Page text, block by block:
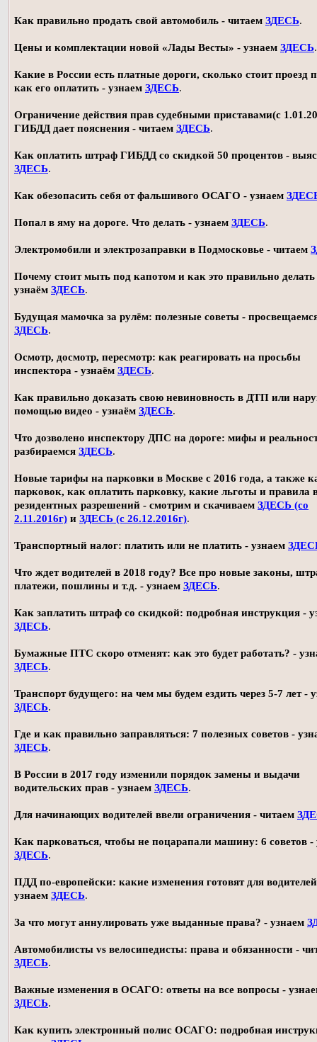
Как правильно продать свой автомобиль - читаем ЗДЕСЬ.
Цены и комплектации новой «Лады Весты» - узнаем ЗДЕСЬ.
Какие в России есть платные дороги, сколько стоит проезд
как его оплатить - узнаем ЗДЕСЬ.
Ограничение действия прав судебными приставами(с
ГИБДД дает пояснения - читаем ЗДЕСЬ.
Как оплатить штраф ГИБДД со скидкой 50 процентов -
ЗДЕСЬ.
Как обезопасить себя от фальшивого ОСАГО - узнаем
Попал в яму на дороге. Что делать - узнаем ЗДЕСЬ.
Электромобили и электрозаправки в Подмосковье - читаем
Почему стоит мыть под капотом и как это правильно делать
узнаём ЗДЕСЬ.
Будущая мамочка за рулём: полезные советы -
ЗДЕСЬ.
Осмотр, досмотр, пересмотр: как реагировать на просьбы
инспектора - узнаём ЗДЕСЬ.
Как правильно доказать свою невиновность в ДТП или
помощью видео - узнаём ЗДЕСЬ.
Что дозволено инспектору ДПС на дороге: мифы и
разбираемся ЗДЕСЬ.
Новые тарифы на парковки в Москве с 2016 года, а также
парковок, как оплатить парковку, какие льготы и правила
резидентных разрешений - смотрим и скачиваем ЗДЕСЬ (со
2.11.2016г) и ЗДЕСЬ (с 26.12.2016г).
Транспортный налог: платить или не платить - узнаем
Что ждет водителей в 2018 году? Все про новые законы,
платежи, пошлины и т.д. - узнаем ЗДЕСЬ.
Как заплатить штраф со скидкой: подробная инструкция -
ЗДЕСЬ.
Бумажные ПТС скоро отменят: как это будет работать? -
ЗДЕСЬ.
Транспорт будущего: на чем мы будем ездить через 5-7 лет -
ЗДЕСЬ.
Где и как правильно заправляться: 7 полезных советов -
ЗДЕСЬ.
В России в 2017 году изменили порядок замены и выдачи
водительских прав - узнаем ЗДЕСЬ.
Для начинающих водителей ввели ограничения - читаем
Как парковаться, чтобы не поцарапали машину: 6 советов -
ЗДЕСЬ.
ПДД по-европейски: какие изменения готовят для
узнаем ЗДЕСЬ.
За что могут аннулировать уже выданные права? - узнаем
Автомобилисты vs велосипедисты: права и обязанности -
ЗДЕСЬ.
Важные изменения в ОСАГО: ответы на все вопросы -
ЗДЕСЬ.
Как купить электронный полис ОСАГО: подробная